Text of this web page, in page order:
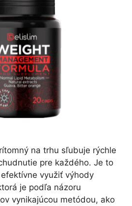
na trhu sľubuje rýchle
pre každého. Je to
využiť výhody
je podľa názoru
vynikajúcou metódou, ako